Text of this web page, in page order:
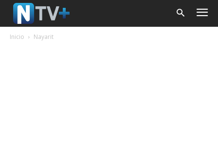
Inicio Nayarit